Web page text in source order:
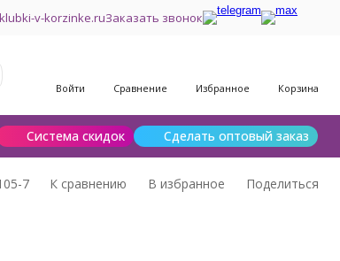
v-korzinke.ruЗаказать звонок
Войти Сравнение Избранное Корзина
Система скидок Сделать оптовый заказ
Шерсть для валяния
7 К сравнению В избранное Поделиться